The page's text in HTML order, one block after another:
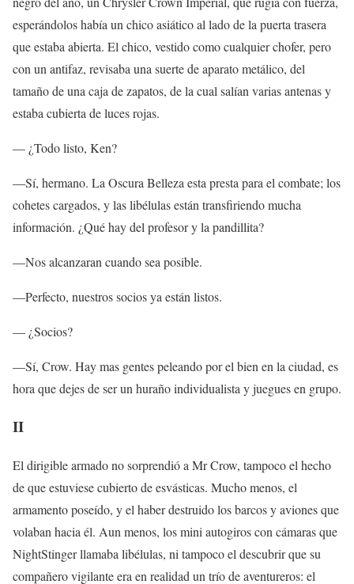
esperándolos había un chico asiático al lado de la puerta trasera
que estaba abierta. El chico, vestido como cualquier chofer, pero
con un antifaz, revisaba una suerte de aparato metálico, del
tamaño de una caja de zapatos, de la cual salían varias antenas y
estaba cubierta de luces rojas.
— ¿Todo listo, Ken?
—Sí, hermano. La Oscura Belleza esta presta para el combate; los
cohetes cargados, y las libélulas están transfiriendo mucha
información. ¿Qué hay del profesor y la pandillita?
—Nos alcanzaran cuando sea posible.
—Perfecto, nuestros socios ya están listos.
— ¿Socios?
—Sí, Crow. Hay mas gentes peleando por el bien en la ciudad, es
hora que dejes de ser un huraño individualista y juegues en grupo.
II
El dirigible armado no sorprendió a Mr Crow, tampoco el hecho
de que estuviese cubierto de esvásticas. Mucho menos, el
armamento poseído, y el haber destruido los barcos y aviones que
volaban hacia él. Aun menos, los mini autogiros con cámaras que
NightStinger llamaba libélulas, ni tampoco el descubrir que su
compañero vigilante era en realidad un trío de aventureros: el